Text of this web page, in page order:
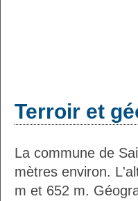
Terroir et
La commune de
mètres environ.
m et 652 m.